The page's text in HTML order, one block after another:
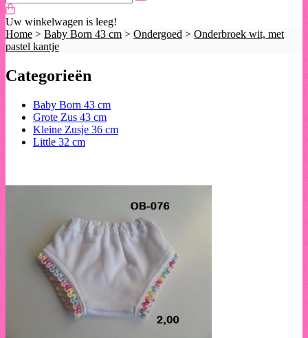
Uw winkelwagen is leeg!
Home > Baby Born 43 cm > Ondergoed > Onderbroek wit, met
pastel kantje
Categorieën
Baby Born 43 cm
Grote Zus 43 cm
Kleine Zusje 36 cm
Little 32 cm